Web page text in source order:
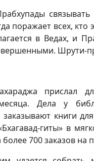
поражает всех,
в Ведах, и
Шрути-
прислал
Дела у
заказывают книги
гиты» в
более 700 заказов